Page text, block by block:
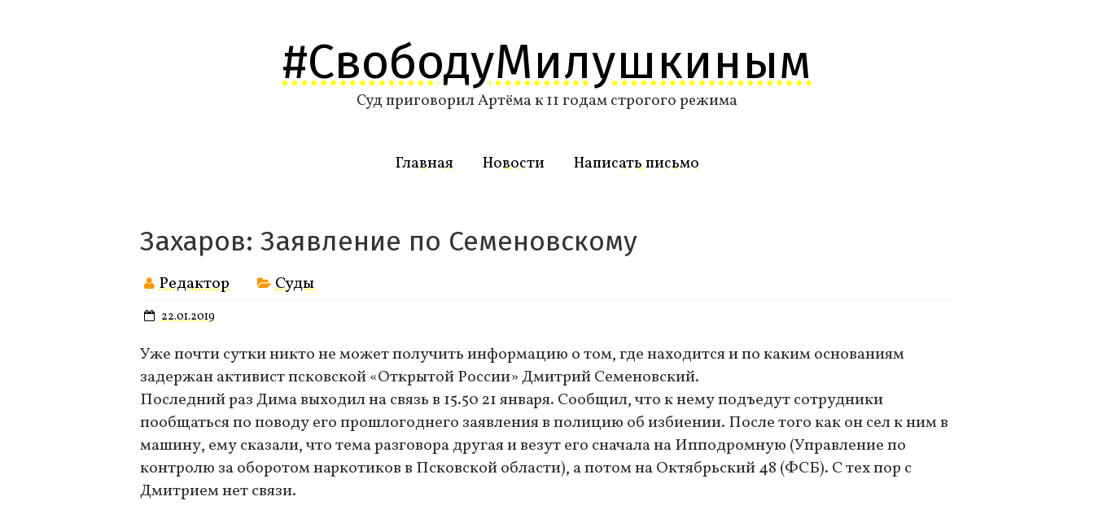
#СвободуМилушкиным
Суд приговорил Артёма к 11 годам строгого режима
Главная Новости Написать письмо
Захаров: Заявление по Семеновскому
Редактор Суды
22.01.2019
Уже почти сутки никто не может получить информацию о том, где находится и по каким основаниям
задержан активист псковской «Открытой России» Дмитрий Семеновский.
Последний раз Дима выходил на связь в 15.50 21 января. Сообщил, что к нему подъедут сотрудники
пообщаться по поводу его прошлогоднего заявления в полицию об избиении. После того как он сел к ним в
машину, ему сказали, что тема разговора другая и везут его сначала на Ипподромную (Управление по
контролю за оборотом наркотиков в Псковской области), а потом на Октябрьский 48 (ФСБ). С тех пор с
Дмитрием нет связи.